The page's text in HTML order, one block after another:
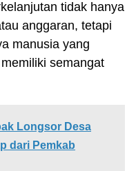
tidak hanya
anggaran, tetapi
manusia yang
semangat
Longsor Desa
dari Pemkab